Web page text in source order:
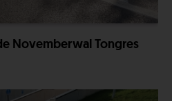
Novemberwal Tongres